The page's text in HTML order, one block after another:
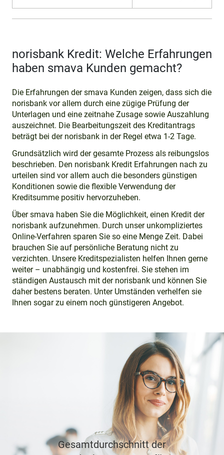
norisbank Kredit: Welche Erfahrungen
haben smava Kunden gemacht?
Die Erfahrungen der smava Kunden zeigen, dass sich die
norisbank vor allem durch eine zügige Prüfung der
Unterlagen und eine zeitnahe Zusage sowie Auszahlung
auszeichnet. Die Bearbeitungszeit des Kreditantrags
beträgt bei der norisbank in der Regel etwa 1-2 Tage.
Grundsätzlich wird der gesamte Prozess als reibungslos
beschrieben. Den norisbank Kredit Erfahrungen nach zu
urteilen sind vor allem auch die besonders günstigen
Konditionen sowie die flexible Verwendung der
Kreditsumme positiv hervorzuheben.
Über smava haben Sie die Möglichkeit, einen Kredit der
norisbank aufzunehmen. Durch unser unkompliziertes
Online-Verfahren sparen Sie so eine Menge Zeit. Dabei
brauchen Sie auf persönliche Beratung nicht zu
verzichten. Unsere Kreditspezialisten helfen Ihnen gerne
weiter – unabhängig und kostenfrei. Sie stehen im
ständigen Austausch mit der norisbank und können Sie
daher bestens beraten. Unter Umständen verhelfen sie
Ihnen sogar zu einem noch günstigeren Angebot.
Gesamtdurchschnitt der